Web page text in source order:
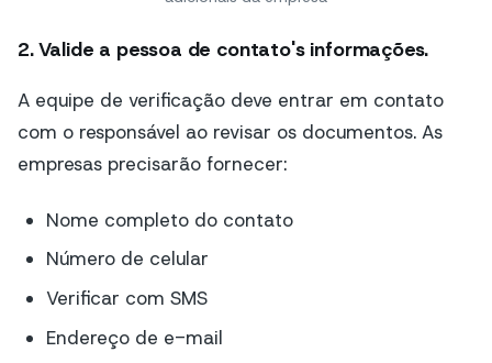
2. Valide a pessoa de contato's informações.
A equipe de verificação deve entrar em contato
com o responsável ao revisar os documentos. As
empresas precisarão fornecer:
Nome completo do contato
Número de celular
Verificar com SMS
Endereço de e-mail